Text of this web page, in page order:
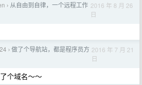
› 从自由到自律，一个远程工作 2016 年 8 月 26
日
› 做了个导航站，都是程序员方 2016 年 7 月 21
日
个域名～～